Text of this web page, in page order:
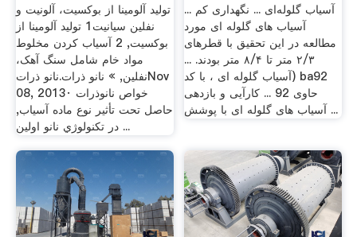
تولید آلومینا از بوکسیت، آلونیت و
نفلین سیانیت1 تولید آلومینا از
بوکسیت, 2 آسیاب کردن مخلوط
مواد خام شامل سنگ آهک،
نفلین, » نانو ذرات.نانو ذراتNov
08, 2013· خواص نانوذرات
حاصل تحت تأثیر نوع ماده آسیاب,
در تكنولوژي نانو اولین ...
آسیاب گلوله‌ای ... نگهداری کم ...
آسیاب های گلوله ای مورد
مطالعه در این تحقیق با قطرهای
۲/۳ متر تا ۸/۴ متر بودند. ...
(آسیاب گلوله ای ، با کد ba92
حاوی 92 ... کارآیی و بازدهی
آسیاب های گلوله ای با پوشش ...